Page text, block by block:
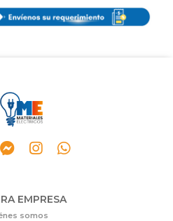
EMPRESA
somos